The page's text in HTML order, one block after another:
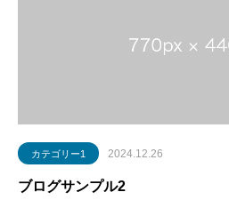
カテゴリー1 2024.12.26
ブログサンプル2